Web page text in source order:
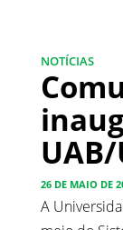
NOTÍCIAS
UAB/
26 DE MAIO DE
A